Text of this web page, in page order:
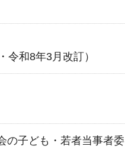
令和8年3月改訂）
の子ども・若者当事者委